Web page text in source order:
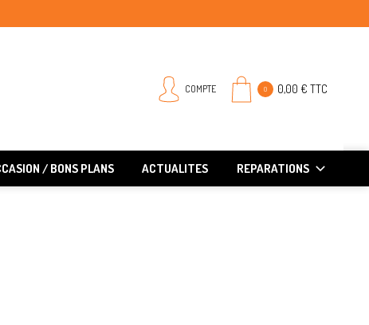
COMPTE 0 0,00 € TTC
/ BONS PLANS ACTUALITES REPARATIONS